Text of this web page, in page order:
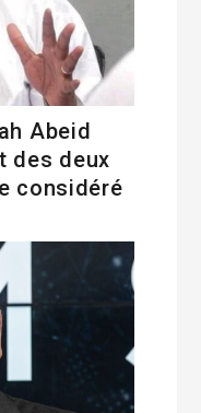
Abeid
des deux
considéré